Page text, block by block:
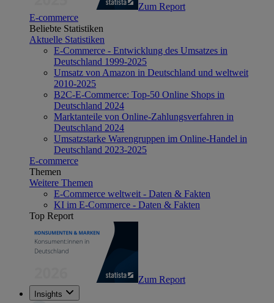
Zum Report
E-commerce
Beliebte Statistiken
Aktuelle Statistiken
E-Commerce - Entwicklung des Umsatzes in
Deutschland 1999-2025
Umsatz von Amazon in Deutschland und weltweit
2010-2025
B2C-E-Commerce: Top-50 Online Shops in
Deutschland 2024
Marktanteile von Online-Zahlungsverfahren in
Deutschland 2024
Umsatzstarke Warengruppen im Online-Handel in
Deutschland 2023-2025
E-commerce
Themen
Weitere Themen
E-Commerce weltweit - Daten & Fakten
KI im E-Commerce - Daten & Fakten
Top Report
Zum Report
Insights